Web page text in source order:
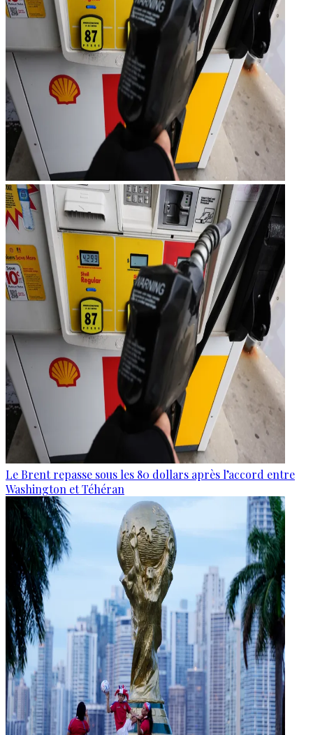
Le Brent repasse sous les 80 dollars après l’accord entre
Washington et Téhéran